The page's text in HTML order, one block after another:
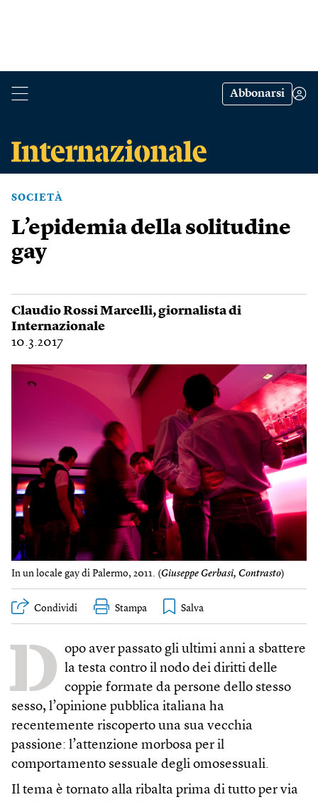
Abbonarsi
SOCIETÀ
L’epidemia della solitudine
gay
Claudio Rossi Marcelli, giornalista di
Internazionale
10.3.2017
In un locale gay di Palermo, 2011. (Giuseppe Gerbasi, Contrasto)
Condividi Stampa
D opo aver passato gli ultimi anni a sbattere
la testa contro il nodo dei diritti delle
coppie formate da persone dello stesso
sesso, l’opinione pubblica italiana ha
recentemente riscoperto una sua vecchia
passione: l’attenzione morbosa per il
comportamento sessuale degli omosessuali.
Il tema è tornato alla ribalta prima di tutto per via